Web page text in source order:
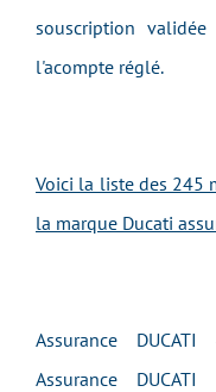
souscription
l'acompte réglé.
Voici la liste des 245
la marque Ducati
Assurance
Assurance DUCATI